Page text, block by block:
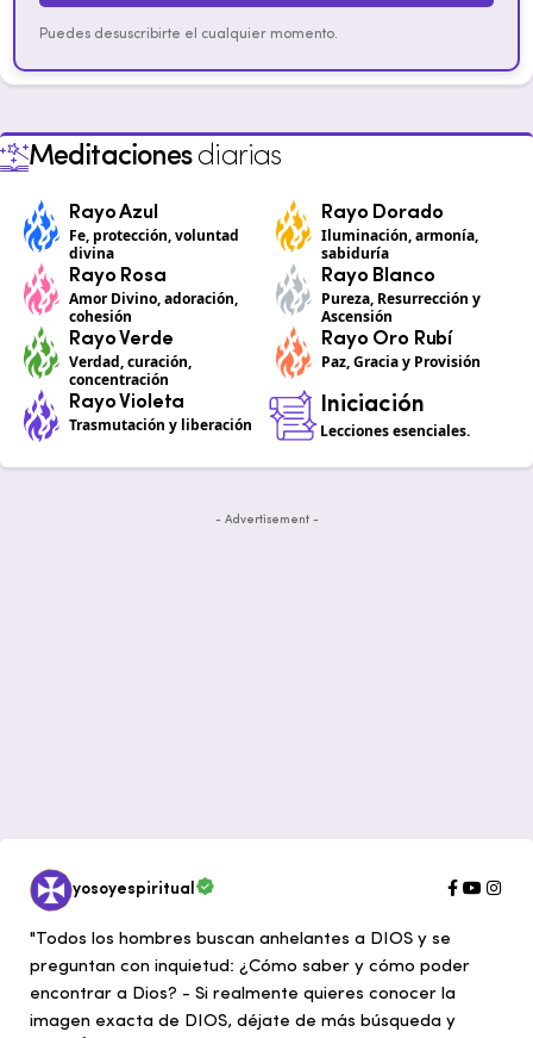
Puedes desuscribirte el cualquier momento.
Meditacionesdiarias
Rayo Azul
Fe, protección, voluntad
divina
Rayo Dorado
Iluminación, armonía,
sabiduría
Rayo Rosa
Amor Divino, adoración,
cohesión
Rayo Blanco
Pureza, Resurrección y
Ascensión
Rayo Verde
Verdad, curación,
concentración
Rayo Oro Rubí
Paz, Gracia y Provisión
Rayo Violeta
Trasmutación y liberación
Iniciación
Lecciones esenciales.
- Advertisement -
yosoyespiritual
"Todos los hombres buscan anhelantes a DIOS y se
preguntan con inquietud: ¿Cómo saber y cómo poder
encontrar a Dios? - Si realmente quieres conocer la
imagen exacta de DIOS, déjate de más búsqueda y